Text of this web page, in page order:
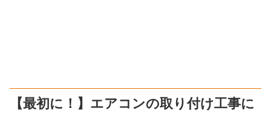
【最初に！】エアコンの取り付け工事に